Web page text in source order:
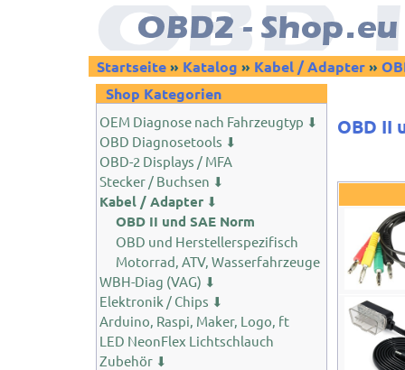
Startseite» Katalog » Kabel / Adapter»
Shop Kategorien
OEM Diagnose nach Fahrzeugtyp ⬇
OBD Diagnosetools ⬇
OBD-2 Displays / MFA
Stecker / Buchsen ⬇
Kabel / Adapter ⬇
OBD II und SAE Norm
OBD und Herstellerspezifisch
Motorrad, ATV, Wasserfahrzeuge
WBH-Diag (VAG) ⬇
Elektronik / Chips ⬇
Arduino, Raspi, Maker, Logo, ft
LED NeonFlex Lichtschlauch
Zubehör ⬇
OBD II